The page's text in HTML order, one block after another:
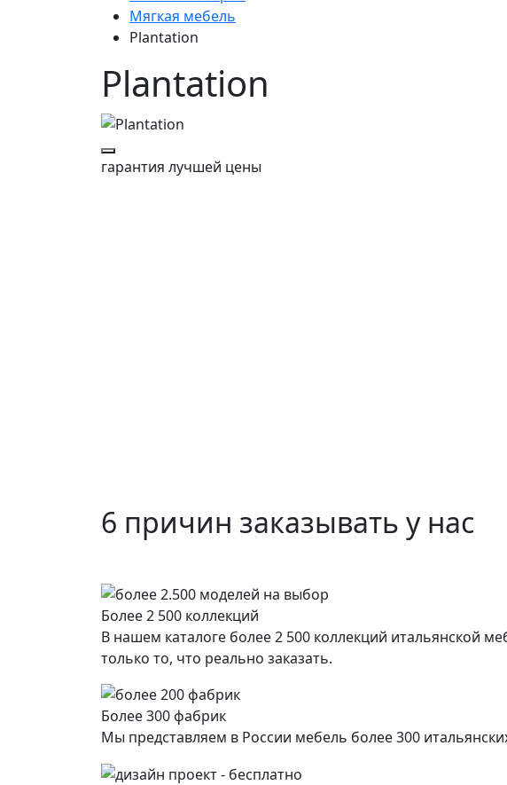
Мягкая мебель
Plantation
Plantation
гарантия лучшей цены
6 причин заказывать у нас
Более 2 500 коллекций
В нашем каталоге более 2 500 коллекций итальянской
только то, что реально заказать.
Более 300 фабрик
Мы представляем в России мебель более 300